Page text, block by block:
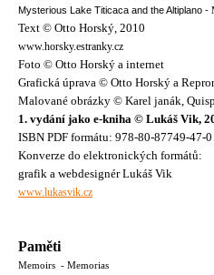
Mysterious Lake Titicaca and the Altiplano -
Text © Otto Horský, 2010
www.horsky.estranky.cz
Foto © Otto Horský a internet
Grafická úprava © Otto Horský a
Malované obrázky © Karel janák,
1. vydání jako e-kniha © Lukáš Vik,
ISBN PDF formátu: 978-80-87749-47-0
Konverze do elektronických formátů:
grafik a webdesignér Lukáš Vik
www.lukasvik.cz
Paměti
Memoirs - Memorias